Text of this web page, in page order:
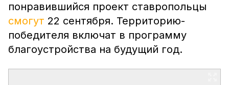
понравившийся проект ставропольцы
смогут 22 сентября. Территорию-
победителя включат в программу
благоустройства на будущий год.